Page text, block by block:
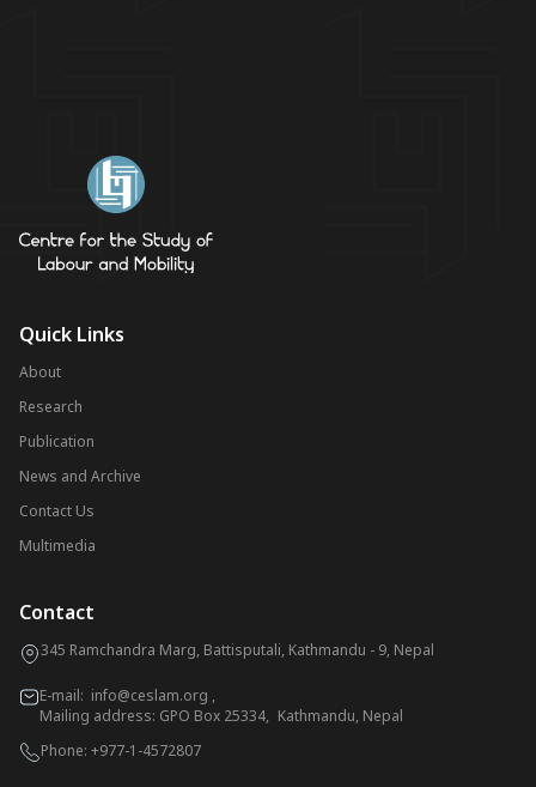
Quick Links
About
Research
Publication
News and Archive
Contact Us
Multimedia
Contact
345 Ramchandra Marg, Battisputali, Kathmandu - 9, Nepal
E-mail: info@ceslam.org ,
Mailing address: GPO Box 25334, Kathmandu, Nepal
Phone: +977-1-4572807